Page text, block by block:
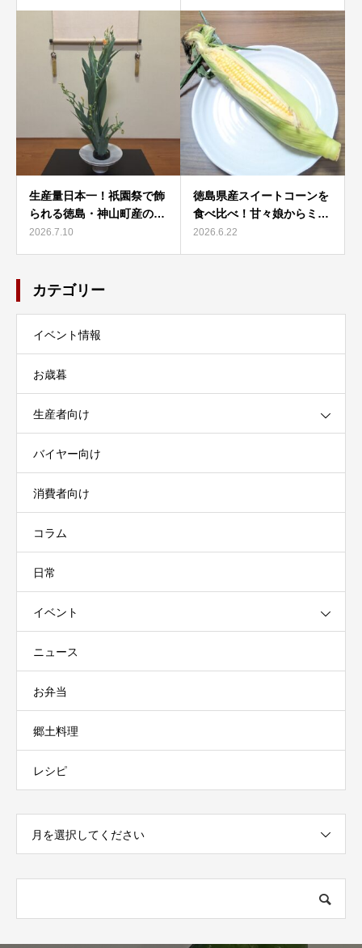
生産量日本一！祇園祭で飾
られる徳島・神山町産の…
2026.7.10
徳島県産スイートコーンを
食べ比べ！甘々娘からミ…
2026.6.22
カテゴリー
イベント情報
お歳暮
生産者向け
バイヤー向け
消費者向け
コラム
日常
イベント
ニュース
お弁当
郷土料理
レシピ
月を選択してください